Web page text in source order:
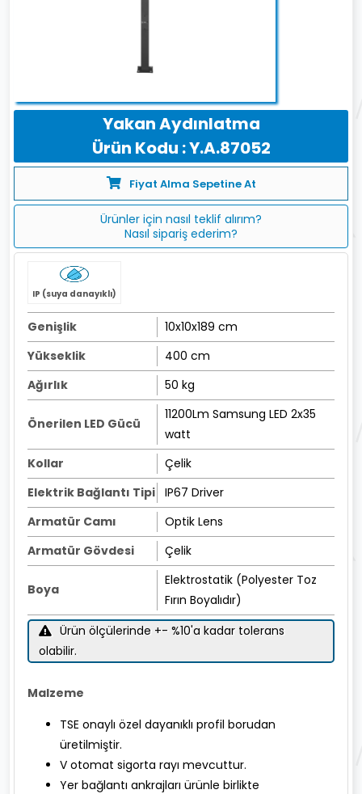
Yakan Aydınlatma
Ürün Kodu : Y.A.87052
Fiyat Alma Sepetine At
Ürünler için nasıl teklif alırım?
Nasıl sipariş ederim?
IP (suya danayıklı)
Genişlik
10x10x189 cm
Yükseklik
400 cm
Ağırlık
50 kg
Önerilen LED Gücü
11200Lm Samsung LED 2x35
watt
Kollar
Çelik
Elektrik Bağlantı Tipi
IP67 Driver
Armatür Camı
Optik Lens
Armatür Gövdesi
Çelik
Boya
Elektrostatik (Polyester Toz
Fırın Boyalıdır)
Ürün ölçülerinde +- %10'a kadar tolerans
olabilir.
Malzeme
TSE onaylı özel dayanıklı profil borudan
üretilmiştir.
V otomat sigorta rayı mevcuttur.
Yer bağlantı ankrajları ürünle birlikte